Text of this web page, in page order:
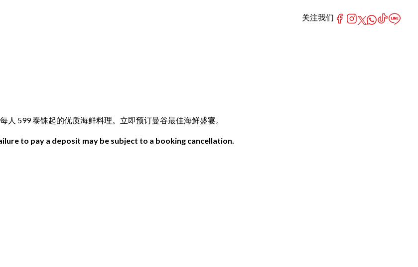
人 599 泰铢起的优质海鲜料理。立即预订曼谷最佳海鲜盛宴。
to pay a deposit may be subject to a booking cancellation.
关注我们